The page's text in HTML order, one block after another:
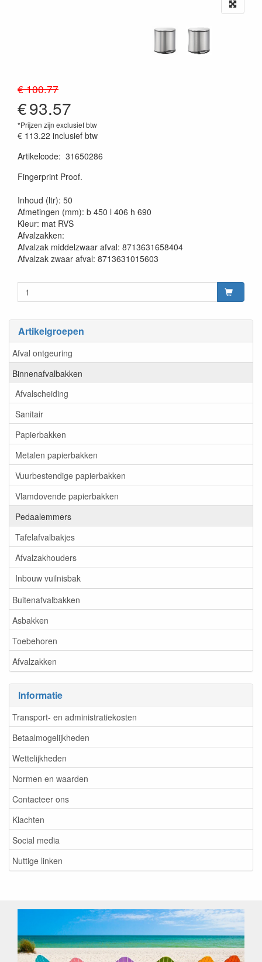
Artikelgroepen
Afval ontgeuring
Binnenafvalbakken
Afvalscheiding
Sanitair
Papierbakken
Metalen papierbakken
Vuurbestendige papierbakken
Vlamdovende papierbakken
Pedaalemmers
Tafelafvalbakjes
Afvalzakhouders
Inbouw vuilnisbak
Buitenafvalbakken
Asbakken
Toebehoren
Afvalzakken
Informatie
Transport- en administratiekosten
Betaalmogelijkheden
Wettelijkheden
Normen en waarden
Contacteer ons
Klachten
Social media
Nuttige linken
€ 100.77
€93.57
*Prijzen zijn exclusief btw
€ 113.22 inclusief btw
Artikelcode: 31650286
Fingerprint Proof.
Inhoud (ltr): 50
Afmetingen (mm): b 450 l 406 h 690
Kleur: mat RVS
Afvalzakken:
Afvalzak middelzwaar afval: 8713631658404
Afvalzak zwaar afval: 8713631015603